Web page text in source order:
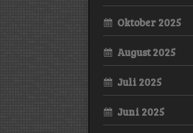
Oktober 2025
August 2025
Juli 2025
Juni 2025